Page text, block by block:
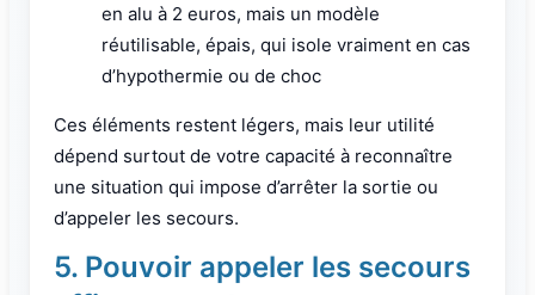
en alu à 2 euros, mais un modèle
réutilisable, épais, qui isole vraiment en cas
d’hypothermie ou de choc
Ces éléments restent légers, mais leur utilité
dépend surtout de votre capacité à reconnaître
une situation qui impose d’arrêter la sortie ou
d’appeler les secours.
5. Pouvoir appeler les secours